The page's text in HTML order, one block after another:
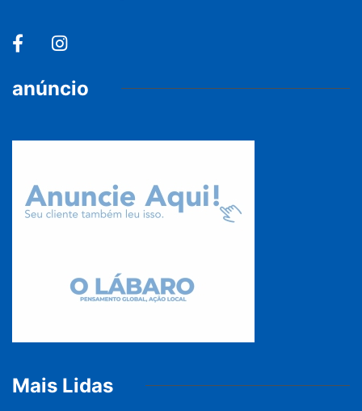
anúncio
Mais Lidas